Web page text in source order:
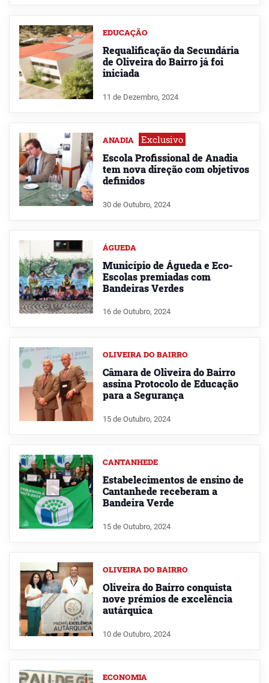
EDUCAÇÃO
Requalificação da Secundária
de Oliveira do Bairro já foi
iniciada
11 de Dezembro, 2024
ANADIA Exclusivo
Escola Profissional de Anadia
tem nova direção com objetivos
definidos
30 de Outubro, 2024
ÁGUEDA
Município de Águeda e Eco-
Escolas premiadas com
Bandeiras Verdes
16 de Outubro, 2024
OLIVEIRA DO BAIRRO
Câmara de Oliveira do Bairro
assina Protocolo de Educação
para a Segurança
15 de Outubro, 2024
CANTANHEDE
Estabelecimentos de ensino de
Cantanhede receberam a
Bandeira Verde
15 de Outubro, 2024
OLIVEIRA DO BAIRRO
Oliveira do Bairro conquista
nove prémios de excelência
autárquica
10 de Outubro, 2024
ECONOMIA